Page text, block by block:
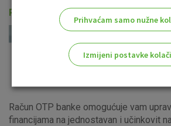
Računi i usluge
Račun OTP banke omogućuje vam
financijama na jednostavan i učinkovit
Prihvaćam samo nužne
Izmijeni postavke